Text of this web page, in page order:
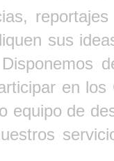
sus
en
equipo de